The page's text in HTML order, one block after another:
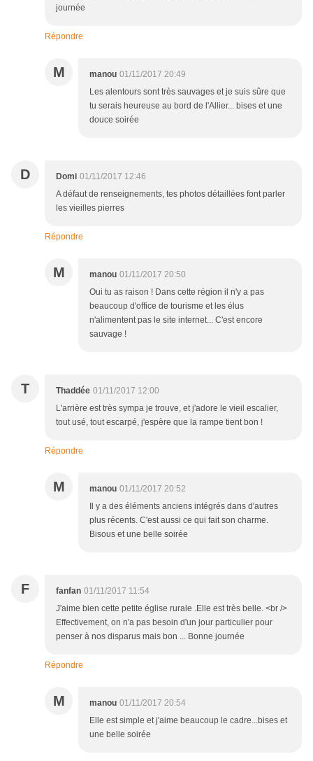
journée
Répondre
M manou 01/11/2017 20:49
Les alentours sont très sauvages et je suis sûre que
tu serais heureuse au bord de l'Allier... bises et une
douce soirée
D Domi 01/11/2017 12:46
A défaut de renseignements, tes photos détaillées font parler
les vieilles pierres
Répondre
M manou 01/11/2017 20:50
Oui tu as raison ! Dans cette région il n'y a pas
beaucoup d'office de tourisme et les élus
n'alimentent pas le site internet... C'est encore
sauvage !
T Thaddée 01/11/2017 12:00
L'arrière est très sympa je trouve, et j'adore le vieil escalier,
tout usé, tout escarpé, j'espère que la rampe tient bon !
Répondre
M manou 01/11/2017 20:52
Il y a des éléments anciens intégrés dans d'autres
plus récents. C'est aussi ce qui fait son charme.
Bisous et une belle soirée
F fanfan 01/11/2017 11:54
J'aime bien cette petite église rurale .Elle est très belle. <br />
Effectivement, on n'a pas besoin d'un jour particulier pour
penser à nos disparus mais bon ... Bonne journée
Répondre
M manou 01/11/2017 20:54
Elle est simple et j'aime beaucoup le cadre...bises et
une belle soirée